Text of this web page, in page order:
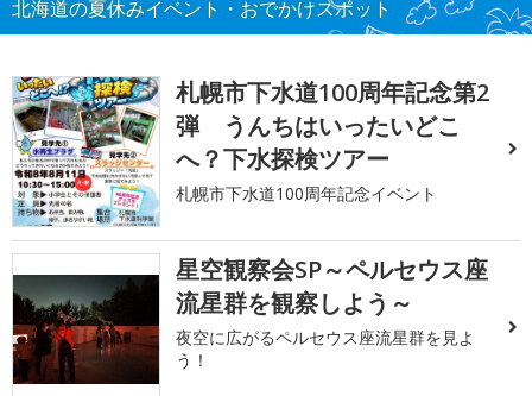
北海道の夏休みイベント・おでかけスポット
札幌市下水道100周年記念第2
弾 うんちはいったいどこ
へ？下水探検ツアー
札幌市下水道100周年記念イベント
星空観察会SP～ペルセウス座
流星群を観察しよう～
夜空に広がるペルセウス座流星群を見よ
う！